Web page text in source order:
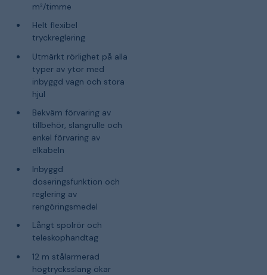
m²/timme
Helt flexibel
tryckreglering
Utmärkt rörlighet på alla
typer av ytor med
inbyggd vagn och stora
hjul
Bekväm förvaring av
tillbehör, slangrulle och
enkel förvaring av
elkabeln
Inbyggd
doseringsfunktion och
reglering av
rengöringsmedel
Långt spolrör och
teleskophandtag
12 m stålarmerad
högtrycksslang ökar